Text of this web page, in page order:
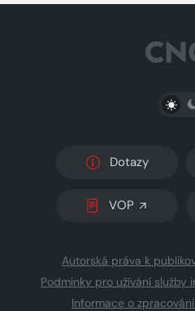
Dotazy
VOP
Autorská práva k
Podmínky pro užívání služby
Informace o